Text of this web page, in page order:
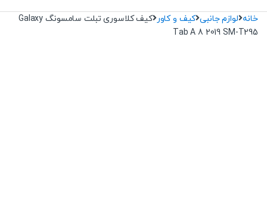
خانه لوازم جانبی کیف و کاور
کیف کلاسوری تبلت سامسونگ Galaxy
Tab A 8 2019 SM-T295